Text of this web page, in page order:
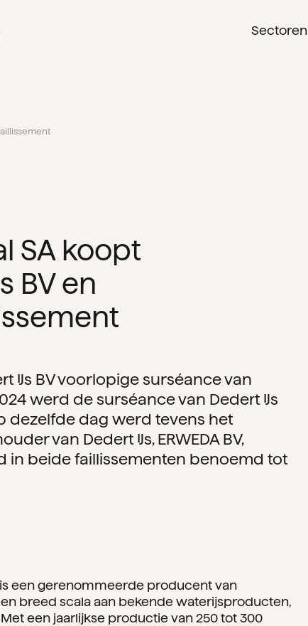
Sectoren
NL EN
SA koopt
BV en
IJs BV voorlopige surséance van
werd de surséance van Dedert IJs
dezelfde dag werd tevens het
van Dedert IJs, ERWEDA BV,
in beide faillissementen benoemd tot
is een gerenommeerde producent van
breed scala aan bekende waterijsproducten,
een jaarlijkse productie van 250 tot 300